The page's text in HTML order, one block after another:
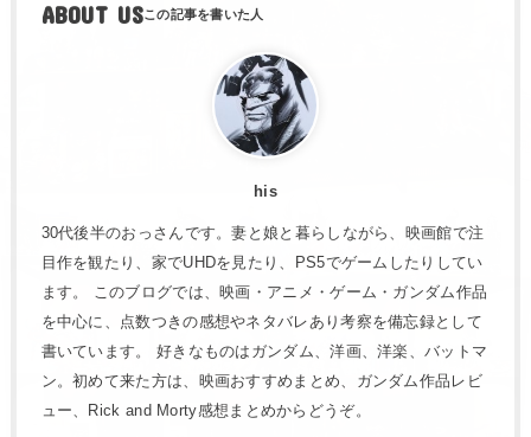
ABOUT US
his
30代後半のおっさんです。妻と娘と暮らしながら、映画館で注
目作を観たり、家でUHDを見たり、PS5でゲームしたりしてい
ます。 このブログでは、映画・アニメ・ゲーム・ガンダム作品
を中心に、点数つきの感想やネタバレあり考察を備忘録として
書いています。 好きなものはガンダム、洋画、洋楽、バットマ
ン。初めて来た方は、映画おすすめまとめ、ガンダム作品レビ
ュー、Rick and Morty感想まとめからどうぞ。